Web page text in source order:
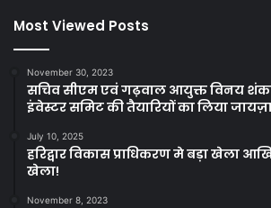
Most Viewed Posts
November 30, 2023
सचिव सीएम एवं गढ़वाल आयुक्त विनय
इंवेस्टर समिट की तैयारियों का लिया जायज़ा
July 10, 2025
हरिद्वार विकास प्राधिकरण मे बड़ा खेला
खेला!
November 8, 2023